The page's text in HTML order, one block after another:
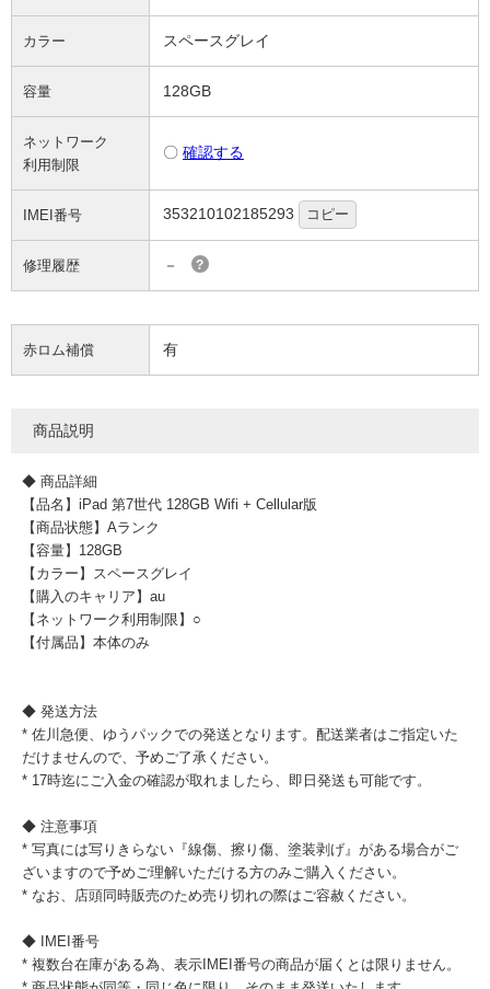
カラー スペースグレイ
容量 128GB
ネットワーク
利用制限
〇 確認する
IMEI番号 353210102185293 コピー
修理履歴 － ?
赤ロム補償 有
商品説明
◆ 商品詳細
【品名】iPad 第7世代 128GB Wifi + Cellular版
【商品状態】Aランク
【容量】128GB
【カラー】スペースグレイ
【購入のキャリア】au
【ネットワーク利用制限】○
【付属品】本体のみ
◆ 発送方法
* 佐川急便、ゆうパックでの発送となります。配送業者はご指定いた
だけませんので、予めご了承ください。
* 17時迄にご入金の確認が取れましたら、即日発送も可能です。
◆ 注意事項
* 写真には写りきらない『線傷、擦り傷、塗装剥げ』がある場合がご
ざいますので予めご理解いただける方のみご購入ください。
* なお、店頭同時販売のため売り切れの際はご容赦ください。
◆ IMEI番号
* 複数台在庫がある為、表示IMEI番号の商品が届くとは限りません。